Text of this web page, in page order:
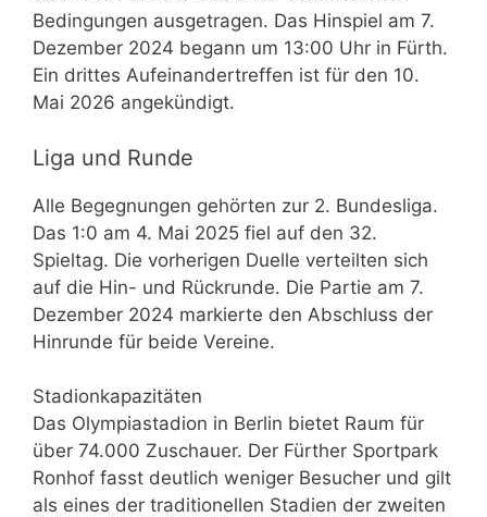
Bedingungen ausgetragen. Das Hinspiel am 7.
Dezember 2024 begann um 13:00 Uhr in Fürth.
Ein drittes Aufeinandertreffen ist für den 10.
Mai 2026 angekündigt.
Liga und Runde
Alle Begegnungen gehörten zur 2. Bundesliga.
Das 1:0 am 4. Mai 2025 fiel auf den 32.
Spieltag. Die vorherigen Duelle verteilten sich
auf die Hin- und Rückrunde. Die Partie am 7.
Dezember 2024 markierte den Abschluss der
Hinrunde für beide Vereine.
Stadionkapazitäten
Das Olympiastadion in Berlin bietet Raum für
über 74.000 Zuschauer. Der Fürther Sportpark
Ronhof fasst deutlich weniger Besucher und gilt
als eines der traditionellen Stadien der zweiten